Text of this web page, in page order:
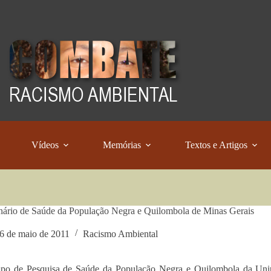
Vídeos Memórias Textos e Artigos
de Saúde da População Negra e Quilombola de Minas Gerais
de maio de 2011 Racismo Ambiental
de Pesquisa de Saúde da População Negra e Quilombola da